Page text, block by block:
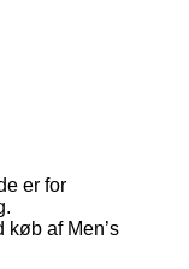
er for
af Men’s